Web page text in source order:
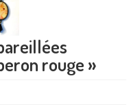
rouge »